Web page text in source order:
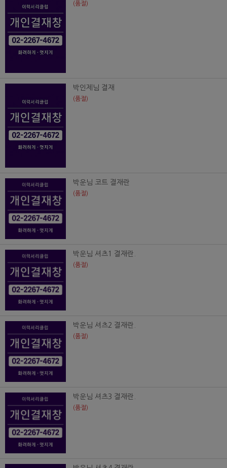
(품절)
박인제님 결재
(품절)
박운님 코트 결재란
(품절)
박운님 셔츠1 결재란.
(품절)
박운님 셔츠2 결재란.
(품절)
박운님 셔츠3 결재란.
(품절)